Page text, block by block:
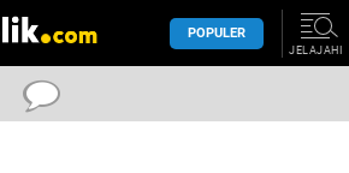
POPULER
JELAJAHI